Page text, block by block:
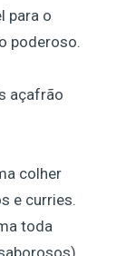
para o
poderoso.
açafrão
colher
e curries.
toda